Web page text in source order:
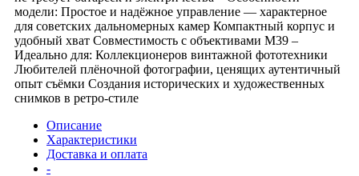
модели: Простое и надёжное управление — характерное
для советских дальномерных камер Компактный корпус и
удобный хват Совместимость с объективами М39 –
Идеально для: Коллекционеров винтажной фототехники
Любителей плёночной фотографии, ценящих аутентичный
опыт съёмки Создания исторических и художественных
снимков в ретро-стиле
Описание
Характеристики
Доставка и оплата
-